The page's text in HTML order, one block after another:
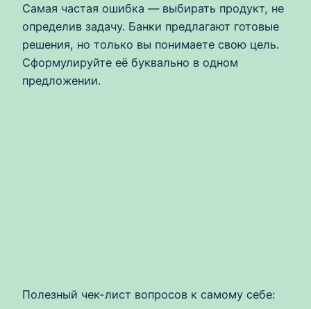
Самая частая ошибка — выбирать продукт, не
определив задачу. Банки предлагают готовые
решения, но только вы понимаете свою цель.
Сформулируйте её буквально в одном
предложении.
Полезный чек-лист вопросов к самому себе: